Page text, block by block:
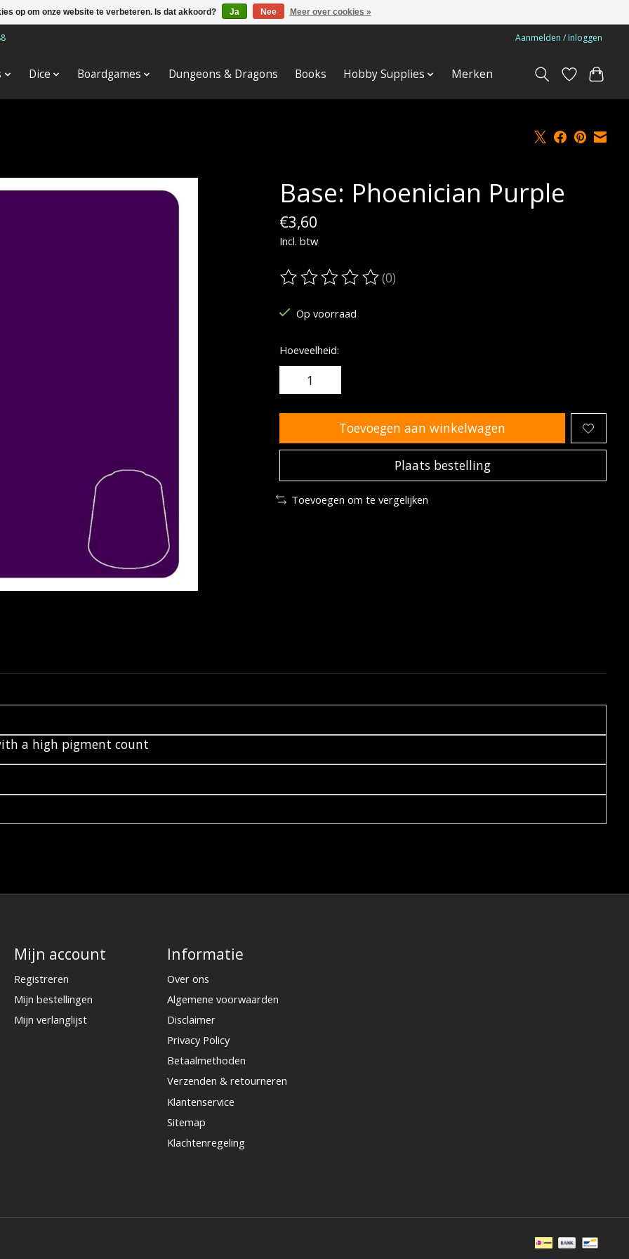
Aanmelden / Inloggen
Dice Boardgames Dungeons & Dragons Books Hobby Supplies Merken
Base: Phoenician Purple
€3,60
Incl. btw
De beoordeling van dit product is
(0)
Op voorraad
Hoeveelheid:
Toevoegen aan winkelwagen
Plaats bestelling
Toevoegen om te vergelijken
a high pigment count
Mijn account
Registreren
Mijn bestellingen
Mijn verlanglijst
Informatie
Over ons
Algemene voorwaarden
Disclaimer
Privacy Policy
Betaalmethoden
Verzenden & retourneren
Klantenservice
Sitemap
Klachtenregeling
op om onze website te verbeteren. Is dat akkoord? Ja Nee Meer over cookies »